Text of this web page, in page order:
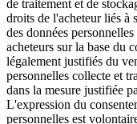
de traitement et de
droits de l'acheteur liés à
des données
acheteurs sur la base du
légalement justifiés du
personnelles collecte et
dans la mesure justifiée
L'expression du
personnelles est